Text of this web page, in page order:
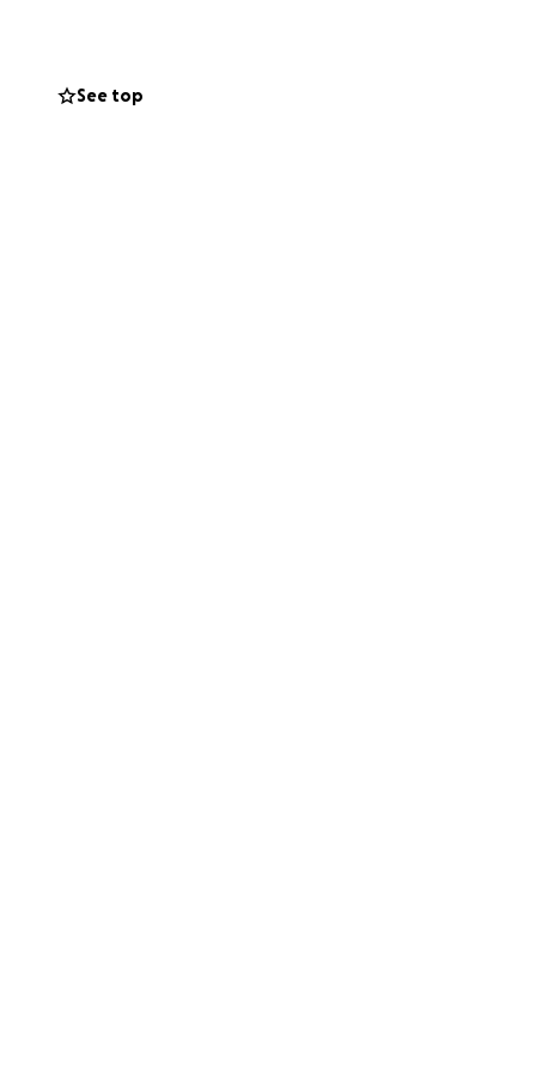
atrasadas.
donde
See top